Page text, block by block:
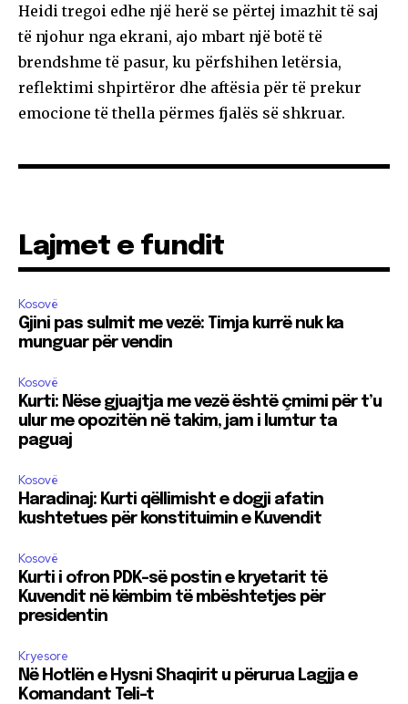
Heidi tregoi edhe një herë se përtej imazhit të saj
të njohur nga ekrani, ajo mbart një botë të
brendshme të pasur, ku përfshihen letërsia,
reflektimi shpirtëror dhe aftësia për të prekur
emocione të thella përmes fjalës së shkruar.
Lajmet e fundit
Kosovë
Gjini pas sulmit me vezë: Timja kurrë nuk ka
munguar për vendin
Kosovë
Kurti: Nëse gjuajtja me vezë është çmimi për t’u
ulur me opozitën në takim, jam i lumtur ta
paguaj
Kosovë
Haradinaj: Kurti qëllimisht e dogji afatin
kushtetues për konstituimin e Kuvendit
Kosovë
Kurti i ofron PDK-së postin e kryetarit të
Kuvendit në këmbim të mbështetjes për
presidentin
Kryesore
Në Hotlën e Hysni Shaqirit u përurua Lagjja e
Komandant Teli-t